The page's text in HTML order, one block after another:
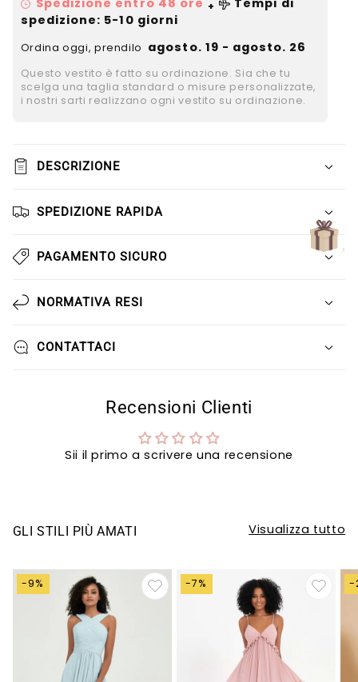
Spedizione entro 48 ore +
Tempi di
spedizione: 5-10 giorni
Ordina oggi, prendilo agosto. 19 - agosto. 26
Questo vestito è fatto su ordinazione. Sia che tu
scelga una taglia standard o misure personalizzate,
i nostri sarti realizzano ogni vestito su ordinazione.
DESCRIZIONE
SPEDIZIONE RAPIDA
PAGAMENTO SICURO
NORMATIVA RESI
CONTATTACI
Recensioni Clienti
Sii il primo a scrivere una recensione
GLI STILI PIÙ AMATI Visualizza tutto
-9% -7% -